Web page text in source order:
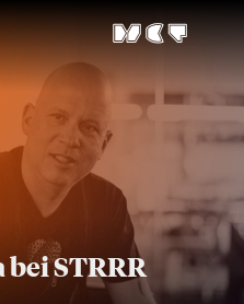
STRRR